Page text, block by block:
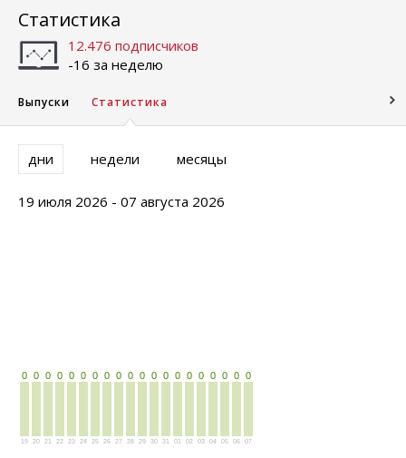
Статистика
12.476 подписчиков
-16 за неделю
Выпуски Статистика
дни недели месяцы
19 июля 2026 - 07 августа 2026
0
19
0
20
0
21
0
22
0
23
0
24
0
25
0
26
0
27
0
28
0
29
0
30
0
31
0
01
0
02
0
03
0
04
0
05
0
06
0
07